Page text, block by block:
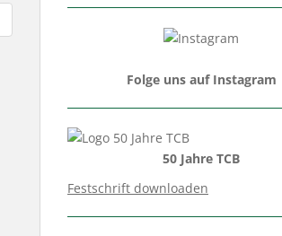
Folge uns auf Instagram
50 Jahre TCB
Festschrift downloaden